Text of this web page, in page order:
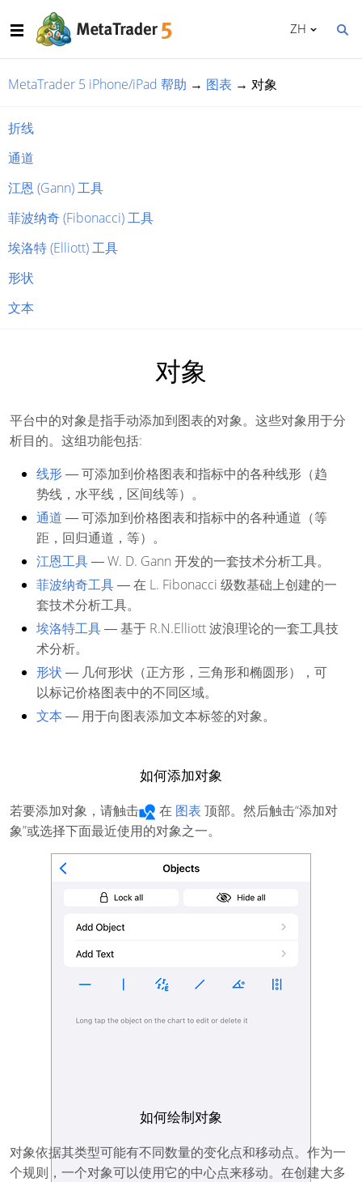
ZH
MetaTrader 5 iPhone/iPad 帮助 → 图表 → 对象
折线
通道
江恩 (Gann) 工具
菲波纳奇 (Fibonacci) 工具
埃洛特 (Elliott) 工具
形状
文本
对象
平台中的对象是指手动添加到图表的对象。这些对象用于分
析目的。这组功能包括:
线形― 可添加到价格图表和指标中的各种线形（趋
势线，水平线，区间线等）。
通道 ― 可添加到价格图表和指标中的各种通道（等
距，回归通道，等）。
江恩工具― W. D. Gann 开发的一套技术分析工具。
菲波纳奇工具― 在 L. Fibonacci 级数基础上创建的一
套技术分析工具。
埃洛特工具― 基于 R.N.Elliott 波浪理论的一套工具技
术分析。
形状 ― 几何形状（正方形，三角形和椭圆形），可
以标记价格图表中的不同区域。
文本 ― 用于向图表添加文本标签的对象。
如何添加对象
若要添加对象，请触击 在 图表 顶部。然后触击“添加对
象”或选择下面最近使用的对象之一。
如何绘制对象
对象依据其类型可能有不同数量的变化点和移动点。作为一
个规则，一个对象可以使用它的中心点来移动。在创建大多